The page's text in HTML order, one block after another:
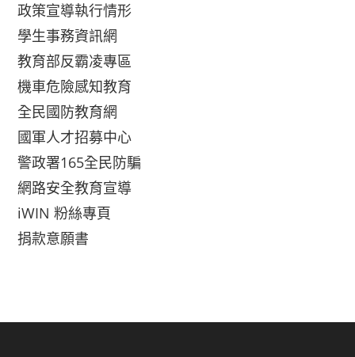
政策宣導執行情形
學生事務資訊網
教育部反霸凌專區
機車危險感知教育
全民國防教育網
國軍人才招募中心
警政署165全民防騙
網路安全教育宣導
iWIN 粉絲專頁
捐款意願書